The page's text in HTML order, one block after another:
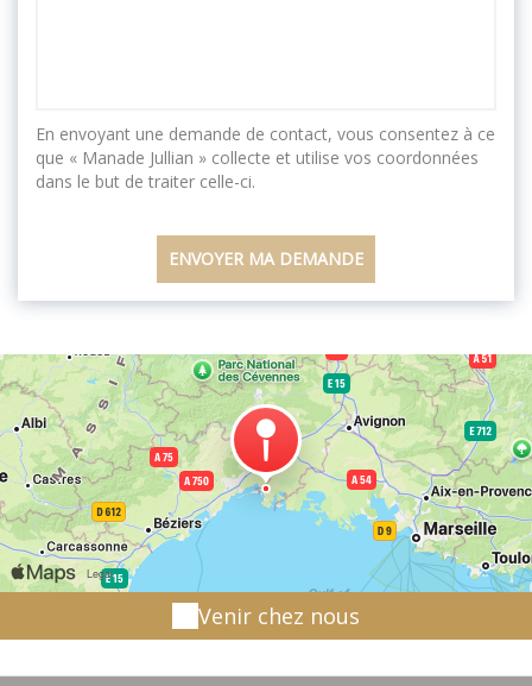
En envoyant une demande de contact, vous consentez à ce
que « Manade Jullian » collecte et utilise vos coordonnées
dans le but de traiter celle-ci.
Venir chez nous